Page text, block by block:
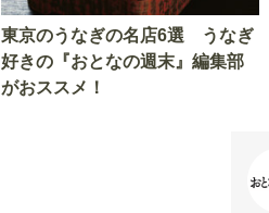
東京のうなぎの名店6選 うなぎ
好きの『おとなの週末』編集部
がおススメ！